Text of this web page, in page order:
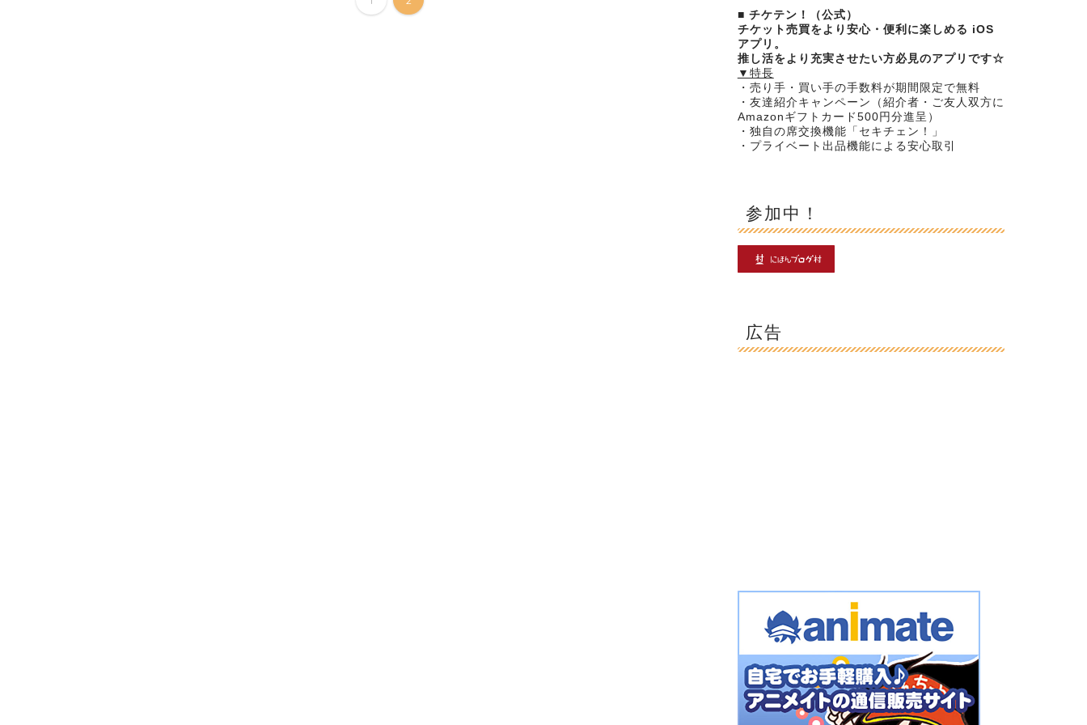
■ チケテン！（公式）
チケット売買をより安心・便利に楽しめる iOS
アプリ。
推し活をより充実させたい方必見のアプリです☆
▼特長
・売り手・買い手の手数料が期間限定で無料
・友達紹介キャンペーン（紹介者・ ご友人双方に
Amazonギフトカード500円分進呈）
・独自の席交換機能「セキチェン！」
・プライベート出品機能による安心取引
参加中！
広告